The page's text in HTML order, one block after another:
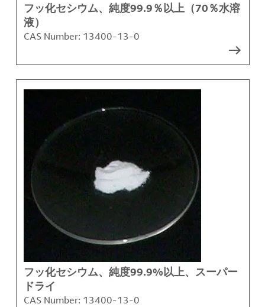
フッ化セシウム、純度99.9％以上（70％水溶
液）
CAS Number: 13400-13-0
フッ化セシウム、純度99.9%以上、スーパー
ドライ
CAS Number: 13400-13-0